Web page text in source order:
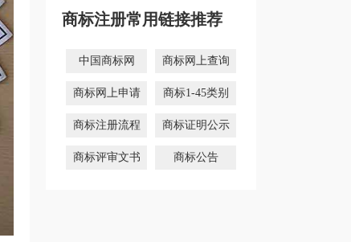
商标注册常用链接推荐
中国商标网 商标网上查询
商标网上申请 商标1-45类别
商标注册流程 商标证明公示
商标评审文书 商标公告